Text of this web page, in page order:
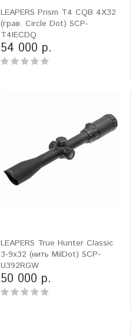
LEAPERS Prism T4 CQB 4X32
(грав. Circle Dot) SCP-
T4IECDQ
54 000 р.
LEAPERS True Hunter Classic
3-9x32 (нить MilDot) SCP-
U392RGW
50 000 р.